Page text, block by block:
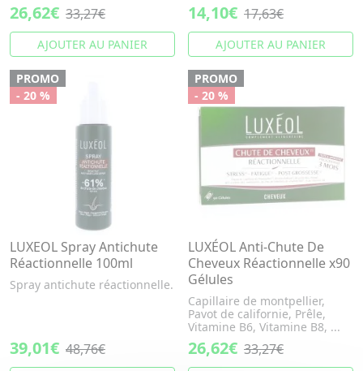
26,62€ 33,27€
AJOUTER AU PANIER
14,10€ 17,63€
AJOUTER AU PANIER
PROMO
- 20 %
LUXEOL Spray Antichute
Réactionnelle 100ml
Spray antichute réactionnelle.
39,01€ 48,76€
PROMO
- 20 %
LUXÉOL Anti-Chute De
Cheveux Réactionnelle x90
Gélules
Capillaire de montpellier,
Pavot de californie, Prêle,
Vitamine B6, Vitamine B8, ...
26,62€ 33,27€